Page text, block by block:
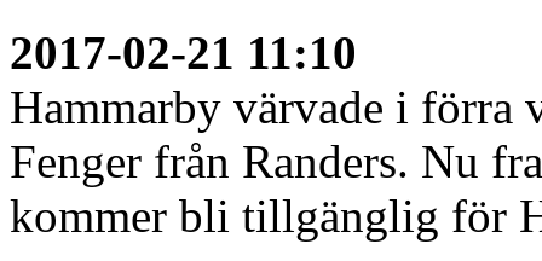
2017-02-21 11:10
Hammarby värvade i förra
Fenger från Randers. Nu
kommer bli tillgänglig för